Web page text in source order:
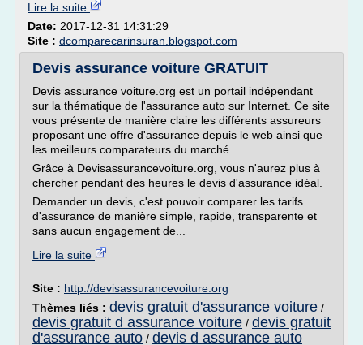
Lire la suite
Date: 2017-12-31 14:31:29
Site : dcomparecarinsuran.blogspot.com
Devis assurance voiture GRATUIT
Devis assurance voiture.org est un portail indépendant
sur la thématique de l'assurance auto sur Internet. Ce site
vous présente de manière claire les différents assureurs
proposant une offre d'assurance depuis le web ainsi que
les meilleurs comparateurs du marché.
Grâce à Devisassurancevoiture.org, vous n'aurez plus à
chercher pendant des heures le devis d'assurance idéal.
Demander un devis, c'est pouvoir comparer les tarifs
d'assurance de manière simple, rapide, transparente et
sans aucun engagement de...
Lire la suite
Site : http://devisassurancevoiture.org
Thèmes liés : devis gratuit d'assurance voiture /
devis gratuit d assurance voiture / devis gratuit
d'assurance auto / devis d assurance auto